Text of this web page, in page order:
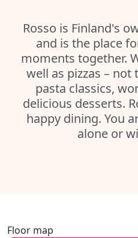
Rosso is Finland's
and is the place
moments together.
well as pizzas –
pasta classics,
delicious desserts.
happy dining. You
alone or
Floor map